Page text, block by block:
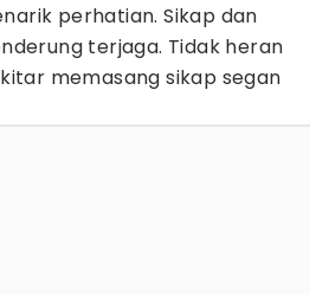
perhatian. Sikap dan
terjaga. Tidak heran
memasang sikap segan